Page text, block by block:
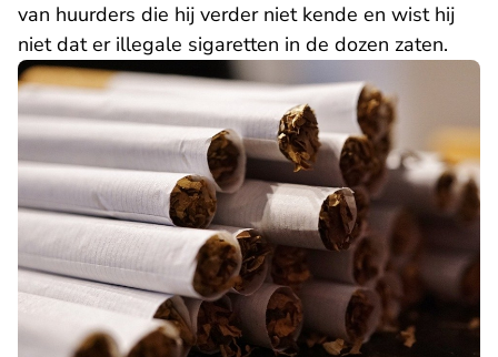
van huurders die hij verder niet kende en wist hij
niet dat er illegale sigaretten in de dozen zaten.